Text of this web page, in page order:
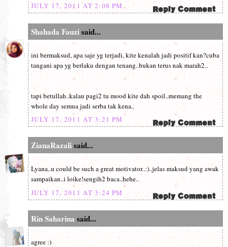
JULY 17, 2011 AT 2:08 PM
Shahada Fauzisaid...
ini bermaksud, apa saje yg terjadi, kite kenalah jadi positif kan?cuba
tangani apa yg berlaku dengan tenang..bukan terus nak marah2..
tapi betullah..kalau pagi2 tu mood kite dah spoil..memang the
whole day semua jadi serba tak kena..
JULY 17, 2011 AT 3:21 PM
ZianaRazalisaid...
Lyana..u could be such a great motivator..:)..jelas maksud yang awak
sampaikan..i loike!sengih2 baca..hehe..
JULY 17, 2011 AT 3:24 PM
Rin Saharina said...
agree :)